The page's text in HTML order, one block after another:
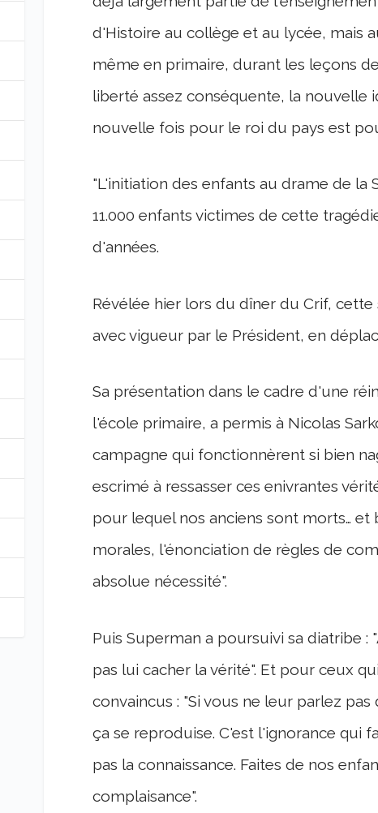
d'Histoire au collège et au lycée, mais
même en primaire, durant les leçons
liberté assez conséquente, la nouvelle
nouvelle fois pour le roi du pays est
"L'initiation des enfants au drame de
11.000 enfants victimes de cette
d'années.
Révélée hier lors du dîner du Crif,
avec vigueur par le Président, en
Sa présentation dans le cadre d'une
l'école primaire, a permis à Nicolas
campagne qui fonctionnèrent si bien
escrimé à ressasser ces enivrantes
pour lequel nos anciens sont morts… et
morales, l'énonciation de règles de
absolue nécessité".
Puis Superman a poursuivi sa diatribe
pas lui cacher la vérité". Et pour ceux
convaincus : "Si vous ne leur parlez
ça se reproduise. C'est l'ignorance qui
pas la connaissance. Faites de nos
complaisance".